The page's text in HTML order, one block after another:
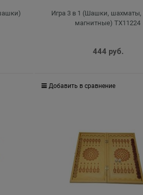
Игра 3 в 1 (Шашки,
магнитные) TX11224
444 руб.
Добавить в сравнение